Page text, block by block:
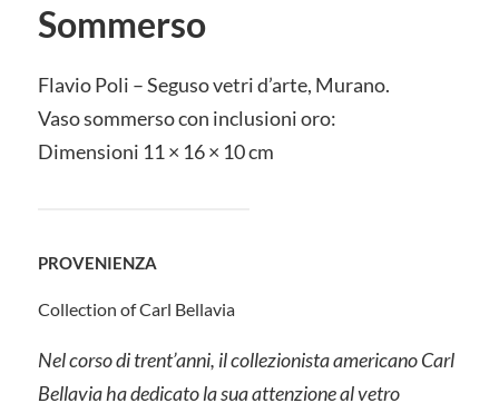
Sommerso
Flavio Poli – Seguso vetri d’arte, Murano.
Vaso sommerso con inclusioni oro:
Dimensioni 11 × 16 × 10 cm
PROVENIENZA
Collection of Carl Bellavia
Nel corso di trent’anni, il collezionista americano Carl
Bellavia ha dedicato la sua attenzione al vetro